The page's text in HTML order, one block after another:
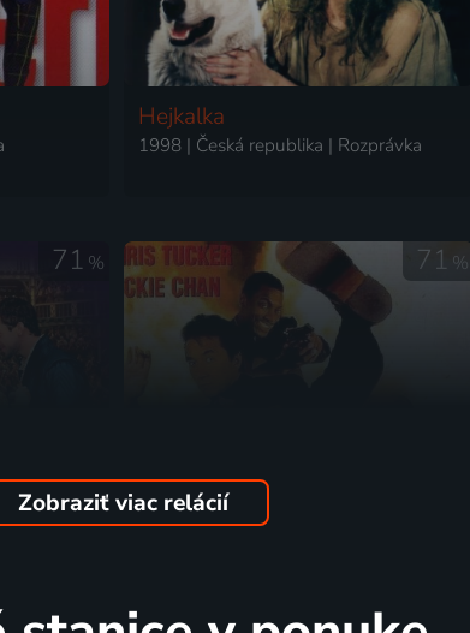
Hejkalka
1998 | Česká republika | Rozprávka
71 % 71 %
Križovatka smrti
Zobraziť viac relácií